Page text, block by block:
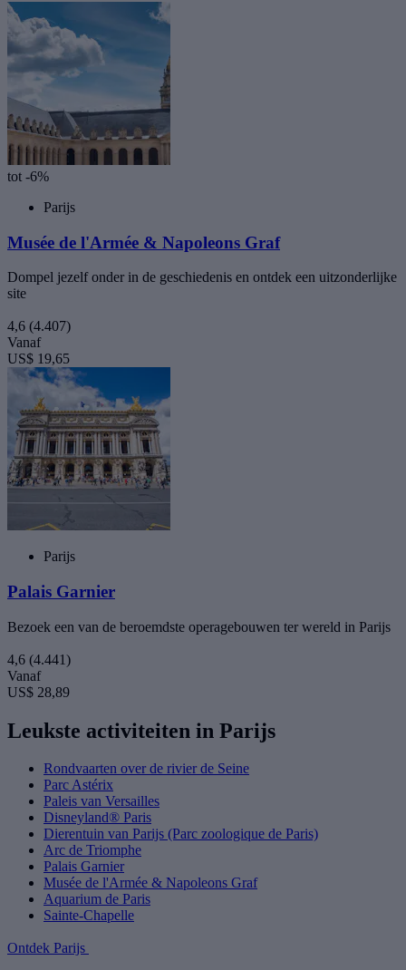
tot -6%
Parijs
Musée de l'Armée & Napoleons Graf
Dompel jezelf onder in de geschiedenis en ontdek een uitzonderlijke
site
4,6 (4.407)
Vanaf
US$ 19,65
Parijs
Palais Garnier
Bezoek een van de beroemdste operagebouwen ter wereld in Parijs
4,6 (4.441)
Vanaf
US$ 28,89
Leukste activiteiten in Parijs
Rondvaarten over de rivier de Seine
Parc Astérix
Paleis van Versailles
Disneyland® Paris
Dierentuin van Parijs (Parc zoologique de Paris)
Arc de Triomphe
Palais Garnier
Musée de l'Armée & Napoleons Graf
Aquarium de Paris
Sainte-Chapelle
Ontdek Parijs